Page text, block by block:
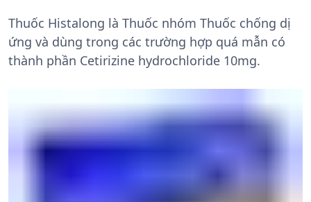
Thuốc Histalong là Thuốc nhóm Thuốc chống dị
ứng và dùng trong các trường hợp quá mẫn có
thành phần Cetirizine hydrochloride 10mg.